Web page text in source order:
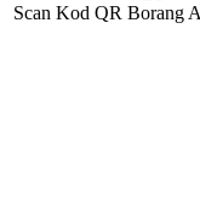
Scan Kod QR Borang